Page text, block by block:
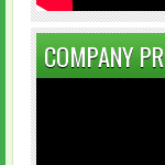
COMPANY